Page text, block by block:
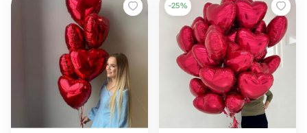
-25%